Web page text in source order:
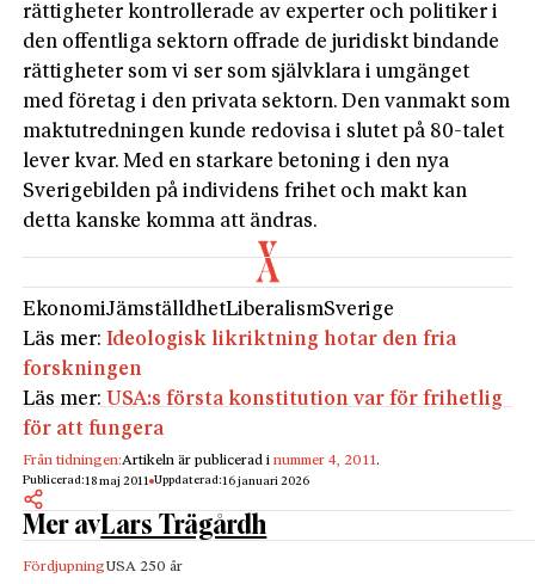
rättigheter kontrollerade av experter och politiker i
den offentliga sektorn offrade de juridiskt bindande
rättigheter som vi ser som självklara i umgänget
med företag i den privata sektorn. Den vanmakt som
maktutredningen kunde redovisa i slutet på 80-talet
lever kvar. Med en starkare betoning i den nya
Sverigebilden på individens frihet och makt kan
detta kanske komma att ändras.
EkonomiJämställdhetLiberalismSverige
Läs mer:Ideologisk likriktning hotar den fria
forskningen
Läs mer: USA:s första konstitution var för frihetlig
för att fungera
Från tidningen:Artikeln är publicerad inummer 4, 2011.
Publicerad:18 maj 2011 Uppdaterad:16 januari 2026
Mer avLars Trägårdh
FördjupningUSA 250 år